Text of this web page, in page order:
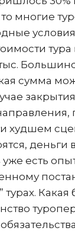
то многие
тура
сумма
худшем
деньги
уже есть
турах. Какая